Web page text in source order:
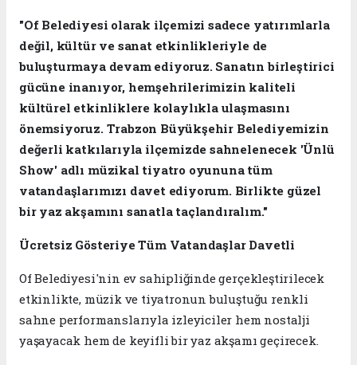
"Of Belediyesi olarak ilçemizi sadece yatırımlarla
değil, kültür ve sanat etkinlikleriyle de
buluşturmaya devam ediyoruz. Sanatın birleştirici
gücüne inanıyor, hemşehrilerimizin kaliteli
kültürel etkinliklere kolaylıkla ulaşmasını
önemsiyoruz. Trabzon Büyükşehir Belediyemizin
değerli katkılarıyla ilçemizde sahnelenecek 'Ünlü
Show' adlı müzikal tiyatro oyununa tüm
vatandaşlarımızı davet ediyorum. Birlikte güzel
bir yaz akşamını sanatla taçlandıralım."
Ücretsiz Gösteriye Tüm Vatandaşlar Davetli
Of Belediyesi'nin ev sahipliğinde gerçekleştirilecek
etkinlikte, müzik ve tiyatronun buluştuğu renkli
sahne performanslarıyla izleyiciler hem nostalji
yaşayacak hem de keyifli bir yaz akşamı geçirecek.